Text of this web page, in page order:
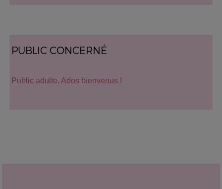
PUBLIC CONCERNÉ
Public adulte. Ados bienvenus !